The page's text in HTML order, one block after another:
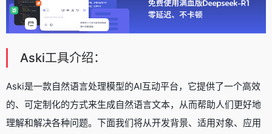
Aski工具介绍：
Aski是一款自然语言处理模型的AI互动平台，它提供了一个高效
的、可定制化的方式来生成自然语言文本，从而帮助人们更好地
理解和解决各种问题。下面我们将从开发背景、适用对象、应用